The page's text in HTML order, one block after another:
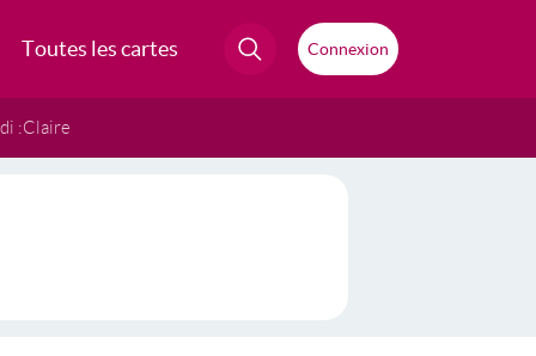
Toutes les cartes Connexion
:Claire